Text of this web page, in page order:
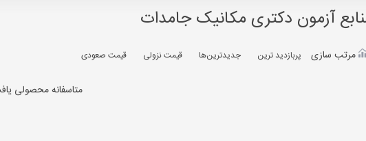
آزمون دکتری مکانیک جامدات
مرتب سازی پربازديد ترين جديدترين‌ها قيمت نزولی قيمت صعودی
متاسفانه محصولی